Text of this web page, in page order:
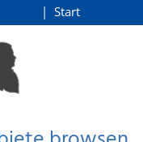
Start